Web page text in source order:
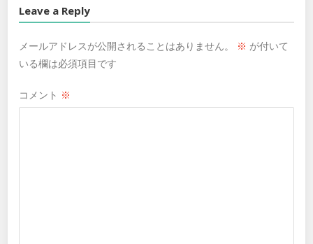
Leave a Reply
メールアドレスが公開されることはありません。 ※ が付いて
いる欄は必須項目です
コメント ※